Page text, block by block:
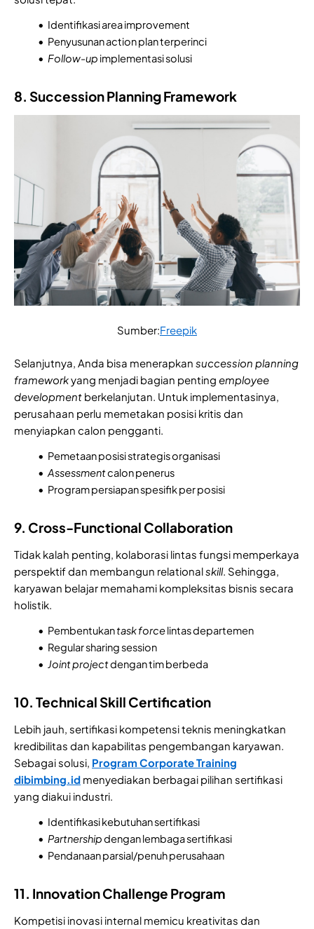
Identifikasi area improvement
Penyusunan action plan terperinci
Follow-up implementasi solusi
8. Succession Planning Framework
Sumber:Freepik
Selanjutnya, Anda bisa menerapkan succession planning
frameworkyang menjadi bagian penting employee
development berkelanjutan. Untuk implementasinya,
perusahaan perlu memetakan posisi kritis dan
menyiapkan calon pengganti.
Pemetaan posisi strategis organisasi
Assessmentcalon penerus
Program persiapan spesifik per posisi
9. Cross-Functional Collaboration
Tidak kalah penting, kolaborasi lintas fungsi memperkaya
perspektif dan membangun relationalskill. Sehingga,
karyawan belajar memahami kompleksitas bisnis secara
holistik.
Pembentukantask forcelintas departemen
Regular sharing session
Joint projectdengan tim berbeda
10. Technical Skill Certification
Lebih jauh, sertifikasi kompetensi teknis meningkatkan
kredibilitas dan kapabilitas pengembangan karyawan.
Sebagai solusi, Program Corporate Training
dibimbing.id menyediakan berbagai pilihan sertifikasi
yang diakui industri.
Identifikasi kebutuhan sertifikasi
Partnershipdengan lembaga sertifikasi
Pendanaan parsial/penuh perusahaan
11. Innovation Challenge Program
Kompetisi inovasi internal memicu kreativitas dan